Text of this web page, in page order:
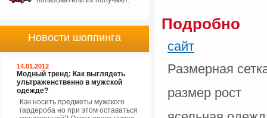
Подробно
сайт
Размерная
размер рост
Новости шоппинга
14.01.2012
Модный тренд: Как выглядеть
ультраженственно в мужской
одежде?
Как носить предметы мужского
гардероба но при этом оставаться